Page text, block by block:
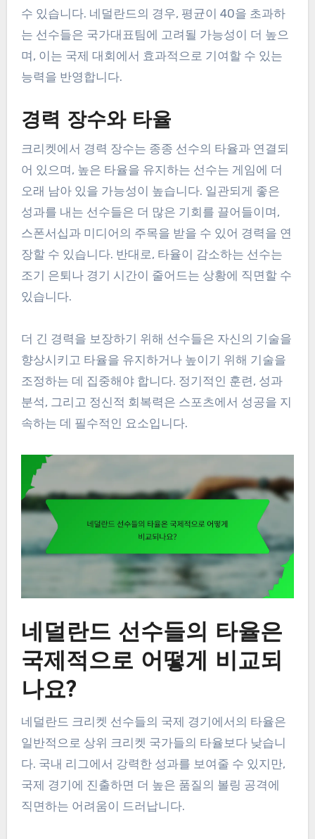
수 있습니다. 네덜란드의 경우, 평균이 40을 초과하
는 선수들은 국가대표팀에 고려될 가능성이 더 높으
며, 이는 국제 대회에서 효과적으로 기여할 수 있는
능력을 반영합니다.
경력 장수와 타율
크리켓에서 경력 장수는 종종 선수의 타율과 연결되
어 있으며, 높은 타율을 유지하는 선수는 게임에 더
오래 남아 있을 가능성이 높습니다. 일관되게 좋은
성과를 내는 선수들은 더 많은 기회를 끌어들이며,
스폰서십과 미디어의 주목을 받을 수 있어 경력을 연
장할 수 있습니다. 반대로, 타율이 감소하는 선수는
조기 은퇴나 경기 시간이 줄어드는 상황에 직면할 수
있습니다.
더 긴 경력을 보장하기 위해 선수들은 자신의 기술을
향상시키고 타율을 유지하거나 높이기 위해 기술을
조정하는 데 집중해야 합니다. 정기적인 훈련, 성과
분석, 그리고 정신적 회복력은 스포츠에서 성공을 지
속하는 데 필수적인 요소입니다.
네덜란드 선수들의 타율은
국제적으로 어떻게 비교되
나요?
네덜란드 크리켓 선수들의 국제 경기에서의 타율은
일반적으로 상위 크리켓 국가들의 타율보다 낮습니
다. 국내 리그에서 강력한 성과를 보여줄 수 있지만,
국제 경기에 진출하면 더 높은 품질의 볼링 공격에
직면하는 어려움이 드러납니다.